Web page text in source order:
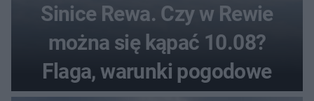
Sinice Rewa. Czy w Rewie
można się kąpać 10.08?
Flaga, warunki pogodowe